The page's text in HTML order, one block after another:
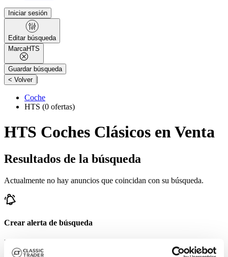
Iniciar sesión
Editar búsqueda
MarcaHTS
Guardar búsqueda
< Volver |
Coche
HTS (0 ofertas)
HTS Coches Clásicos en Venta
Resultados de la búsqueda
Actualmente no hay anuncios que coincidan con su búsqueda.
Crear alerta de búsqueda
Reciba una notificación tan pronto como se publique un anuncio
que coincida con sus filtros de búsqueda.